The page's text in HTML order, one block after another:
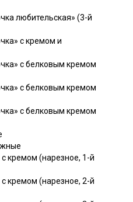
любительская» (3-й
с кремом и
с белковым кремом
с белковым кремом
с белковым кремом
кремом (нарезное, 1-й
кремом (нарезное, 2-й